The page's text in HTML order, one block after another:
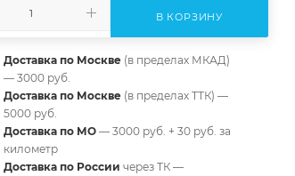
В КОРЗИНУ
Доставка по Москве(в пределах МКАД)
— 3000 руб.
Доставка по Москве (в пределах ТТК) —
5000 руб.
Доставка по МО— 3000 руб. + 30 руб. за
километр
Доставка по России через ТК —